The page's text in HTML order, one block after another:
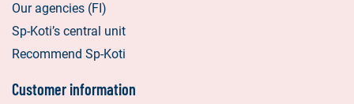
Our agencies (FI)
Sp-Koti’s central unit
Recommend Sp-Koti
Customer information